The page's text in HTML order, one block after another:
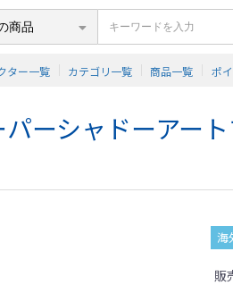
ター一覧 カテゴリ一覧 商品一覧 ポ
パーシャドーアー
海
販